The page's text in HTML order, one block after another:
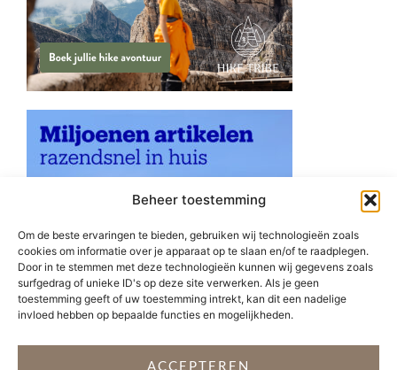
Beheer toestemming
Om de beste ervaringen te bieden, gebruiken wij technologieën zoals
cookies om informatie over je apparaat op te slaan en/of te raadplegen.
Door in te stemmen met deze technologieën kunnen wij gegevens zoals
surfgedrag of unieke ID's op deze site verwerken. Als je geen
toestemming geeft of uw toestemming intrekt, kan dit een nadelige
invloed hebben op bepaalde functies en mogelijkheden.
ACCEPTEREN